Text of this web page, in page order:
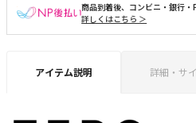
商品到着後、コンビニ・銀行・
詳しくはこちら ＞
アイテム説明 詳細・サ